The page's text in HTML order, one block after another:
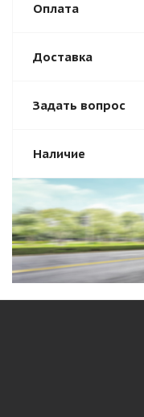
Оплата
Доставка
Задать вопрос
Наличие